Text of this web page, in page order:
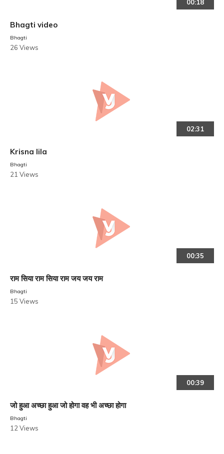
00:18
Bhagti video
Bhagti
26 Views
02:31
Krisna lila
Bhagti
21 Views
00:35
राम सिया राम सिया राम जय जय राम
Bhagti
15 Views
00:39
जो हुआ अच्छा हुआ जो होगा वह भी अच्छा होगा
Bhagti
12 Views